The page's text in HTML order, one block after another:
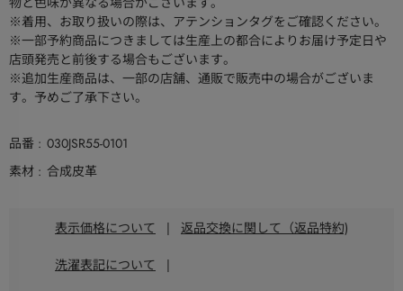
※着用、お取り扱いの際は、アテンションタグをご確認ください。
※一部予約商品につきましては生産上の都合によりお届け予定日や
店頭発売と前後する場合もございます。
※追加生産商品は、一部の店舗、通販で販売中の場合がございま
す。予めご了承下さい。
品番
030JSR55-0101
素材
合成皮革
表示価格について | 返品交換に関して（返品特約)
洗濯表記について |